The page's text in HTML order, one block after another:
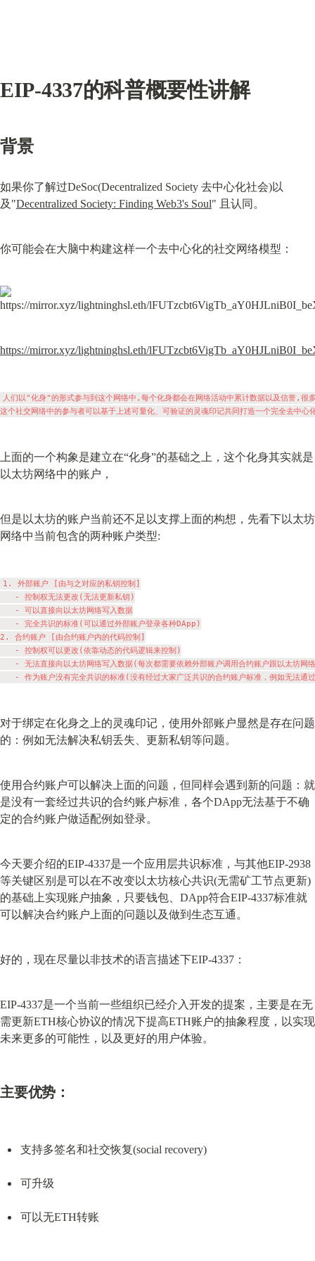
EIP-4337的科普概要性讲解
背景
如果你了解过DeSoc(Decentralized Society 去中心化社会)以
及"Decentralized Society: Finding Web3's Soul" 且认同。
你可能会在大脑中构建这样一个去中心化的社交网络模型：
https://mirror.xyz/lightninghsl.eth/
人们以"化身"的形式参与到这个网络中,每个化身都会在网络活动中累计数据以及信誉,
上面的一个构象是建立在“化身”的基础之上，这个化身其实就是
以太坊网络中的账户，
但是以太坊的账户当前还不足以支撑上面的构想，先看下以太坊
网络中当前包含的两种账户类型:
1. 外部账户 [由与之对应的私钥控制]
- 控制权无法更改(无法更新私钥)
- 可以直接向以太坊网络写入数据
- 完全共识的标准(可以通过外部账户登录各种DApp)
2. 合约账户 [由合约账户内的代码控制]
- 控制权可以更改(依靠动态的代码逻辑来控制)
- 无法直接向以太坊网络写入数据(每次都需要依赖外部账户调用合约账户跟以太坊网
对于绑定在化身之上的灵魂印记，使用外部账户显然是存在问题
的：例如无法解决私钥丢失、更新私钥等问题。
使用合约账户可以解决上面的问题，但同样会遇到新的问题：就
是没有一套经过共识的合约账户标准，各个DApp无法基于不确
定的合约账户做适配例如登录。
今天要介绍的EIP-4337是一个应用层共识标准，与其他EIP-2938
等关键区别是可以在不改变以太坊核心共识(无需矿工节点更新)
的基础上实现账户抽象，只要钱包、DApp符合EIP-4337标准就
可以解决合约账户上面的问题以及做到生态互通。
好的，现在尽量以非技术的语言描述下EIP-4337：
EIP-4337是一个当前一些组织已经介入开发的提案，主要是在无
需更新ETH核心协议的情况下提高ETH账户的抽象程度，以实现
未来更多的可能性，以及更好的用户体验。
主要优势：
支持多签名和社交恢复(social recovery)
可升级
可以无ETH转账